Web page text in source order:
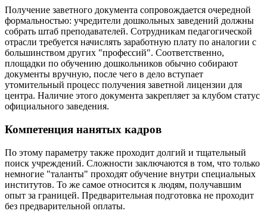
Получение заветного документа сопровождается очередной
формальностью: учредители дошкольных заведений должны
собрать штаб преподавателей. Сотрудникам педагогической
отрасли требуется начислять заработную плату по аналогии с
большинством других "профессий". Соответственно,
площадки по обучению дошкольников обычно собирают
документы вручную, после чего в дело вступает
утомительный процесс получения заветной лицензии для
центра. Наличие этого документа закрепляет за клубом статус
официального заведения.
Компетенция нанятых кадров
По этому параметру также проходит долгий и тщательный
поиск учреждений. Сложности заключаются в том, что только
немногие "таланты" проходят обучение внутри специальных
институтов. То же самое относится к людям, получавшим
опыт за границей. Предварительная подготовка не проходит
без предварительной оплаты.